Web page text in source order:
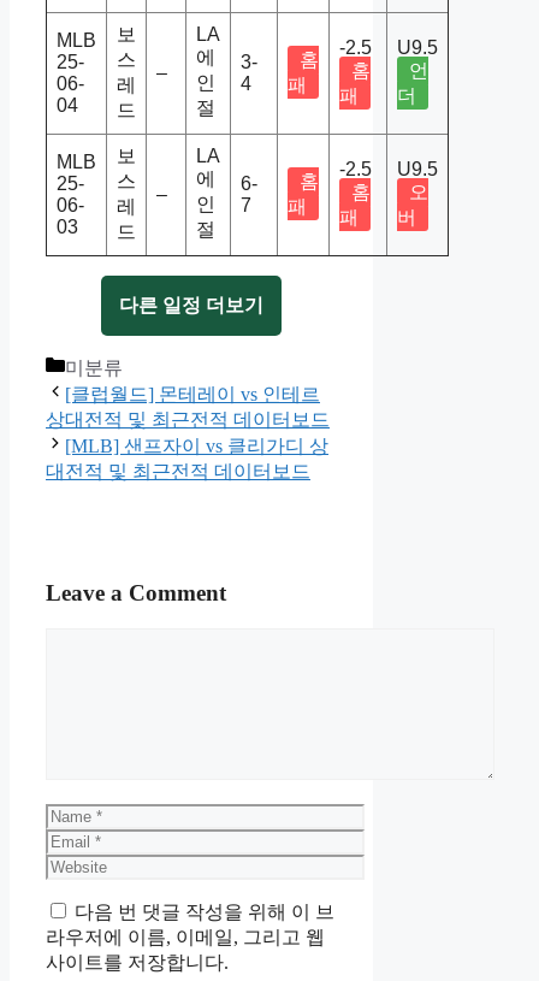
MLB
25-
06-
04
보
스
레
드
–
LA
에
인
절
3-
4
홈
패
-2.5
홈
패
U9.5
언
더
MLB
25-
06-
03
보
스
레
드
–
LA
에
인
절
6-
7
홈
패
-2.5
홈
패
U9.5
오
버
다른 일정 더보기
Categories
미분류
[클럽월드] 몬테레이 vs 인테르
상대전적 및 최근전적 데이터보드
[MLB] 샌프자이 vs 클리가디 상
대전적 및 최근전적 데이터보드
Leave a Comment
Name
Email
Website
다음 번 댓글 작성을 위해 이 브
라우저에 이름, 이메일, 그리고 웹
사이트를 저장합니다.